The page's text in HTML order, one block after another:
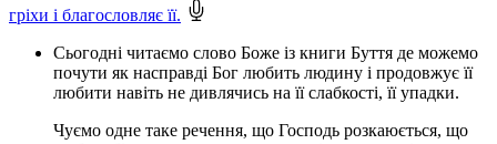
гріхи і благословляє її.
Сьогодні читаємо слово Боже із книги Буття де можемо
почути як насправді Бог любить людину і продовжує її
любити навіть не дивлячись на її слабкості, її упадки.
Чуємо одне таке речення, що Господь розкаюється, що